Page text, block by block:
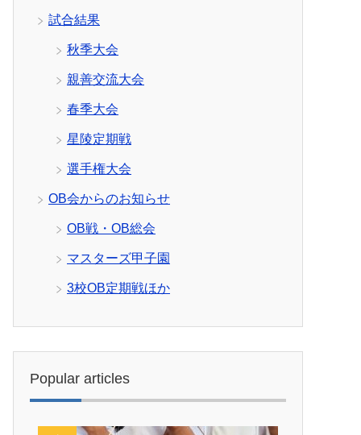
試合結果
秋季大会
親善交流大会
春季大会
星陵定期戦
選手権大会
OB会からのお知らせ
OB戦・OB総会
マスターズ甲子園
3校OB定期戦ほか
Popular articles